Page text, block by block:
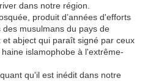
dans notre région.
produit d’années d'efforts
musulmans du pays de
abject qui paraît signé par ceux
islamophobe à l'extrême-
qu'il est inédit dans notre